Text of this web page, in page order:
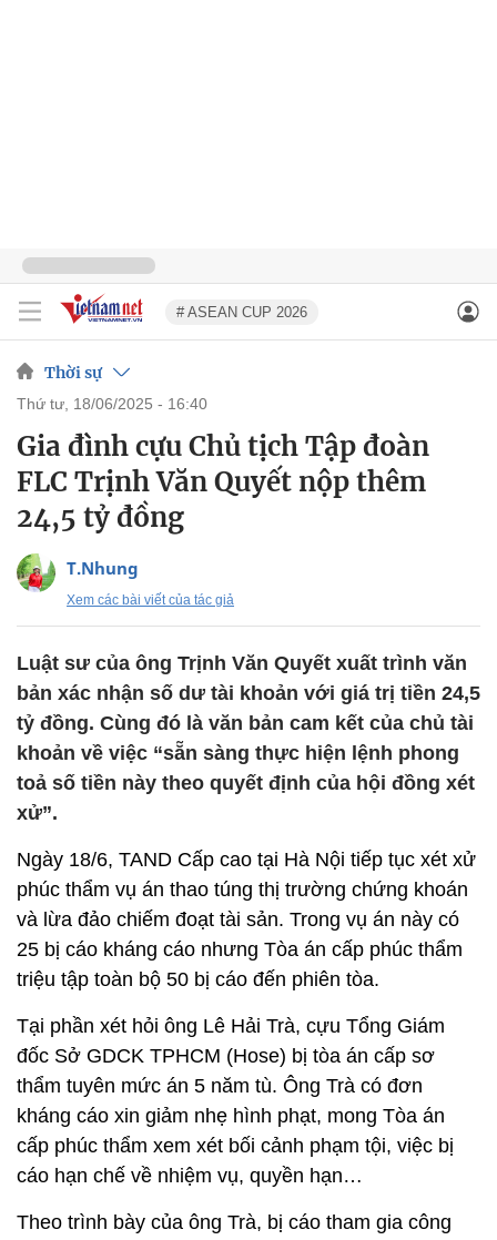
# ASEAN CUP 2026
Thời sự
thứ tư, 18/06/2025 - 16:40
Gia đình cựu Chủ tịch Tập đoàn
FLC Trịnh Văn Quyết nộp thêm
24,5 tỷ đồng
T.Nhung
Xem các bài viết của tác giả
Luật sư của ông Trịnh Văn Quyết xuất trình văn
bản xác nhận số dư tài khoản với giá trị tiền 24,5
tỷ đồng. Cùng đó là văn bản cam kết của chủ tài
khoản về việc “sẵn sàng thực hiện lệnh phong
toả số tiền này theo quyết định của hội đồng xét
xử”.
Ngày 18/6, TAND Cấp cao tại Hà Nội tiếp tục xét xử
phúc thẩm vụ án thao túng thị trường chứng khoán
và lừa đảo chiếm đoạt tài sản. Trong vụ án này có
25 bị cáo kháng cáo nhưng Tòa án cấp phúc thẩm
triệu tập toàn bộ 50 bị cáo đến phiên tòa.
Tại phần xét hỏi ông Lê Hải Trà, cựu Tổng Giám
đốc Sở GDCK TPHCM (Hose) bị tòa án cấp sơ
thẩm tuyên mức án 5 năm tù. Ông Trà có đơn
kháng cáo xin giảm nhẹ hình phạt, mong Tòa án
cấp phúc thẩm xem xét bối cảnh phạm tội, việc bị
cáo hạn chế về nhiệm vụ, quyền hạn…
Theo trình bày của ông Trà, bị cáo tham gia công